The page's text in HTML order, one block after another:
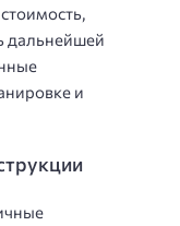
дальнейшей
и